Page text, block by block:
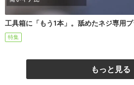
工具箱に「もう1本」。舐めたネジ専用
特集
もっと見る